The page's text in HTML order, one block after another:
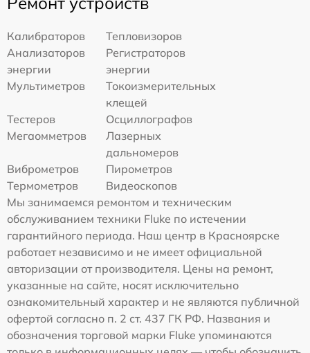
Калибраторов
Тепловизоров
Анализаторов
энергии
Регистраторов
энергии
Мультиметров
Токоизмерительных
клещей
Тестеров
Осциллографов
Мегаомметров
Лазерных
дальномеров
Виброметров
Пирометров
Термометров
Видеоскопов
Мы занимаемся ремонтом и техническим
обслуживанием техники Fluke по истечении
гарантийного периода. Наш центр в Красноярске
работает независимо и не имеет официальной
авторизации от производителя. Цены на ремонт,
указанные на сайте, носят исключительно
ознакомительный характер и не являются публичной
офертой согласно п. 2 ст. 437 ГК РФ. Названия и
обозначения торговой марки Fluke упоминаются